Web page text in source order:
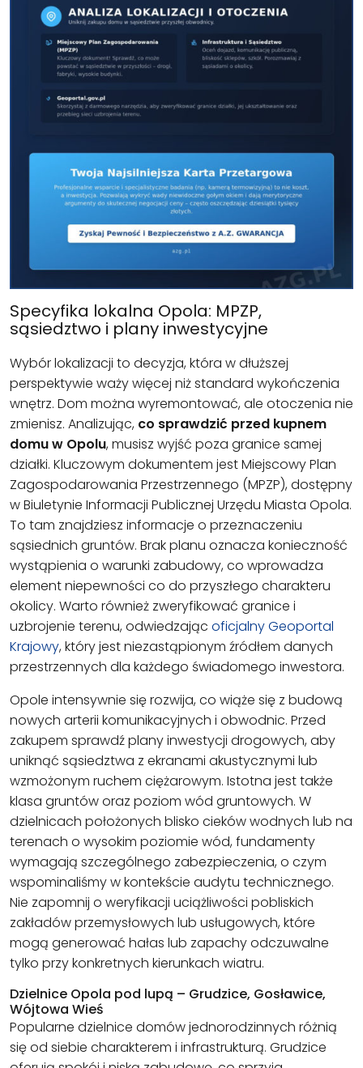
Specyfika lokalna Opola: MPZP,
sąsiedztwo i plany inwestycyjne
Wybór lokalizacji to decyzja, która w dłuższej
perspektywie waży więcej niż standard wykończenia
wnętrz. Dom można wyremontować, ale otoczenia nie
zmienisz. Analizując, co sprawdzić przed kupnem
domu w Opolu, musisz wyjść poza granice samej
działki. Kluczowym dokumentem jest Miejscowy Plan
Zagospodarowania Przestrzennego (MPZP), dostępny
w Biuletynie Informacji Publicznej Urzędu Miasta Opola.
To tam znajdziesz informacje o przeznaczeniu
sąsiednich gruntów. Brak planu oznacza konieczność
wystąpienia o warunki zabudowy, co wprowadza
element niepewności co do przyszłego charakteru
okolicy. Warto również zweryfikować granice i
uzbrojenie terenu, odwiedzając oficjalny Geoportal
Krajowy, który jest niezastąpionym źródłem danych
przestrzennych dla każdego świadomego inwestora.
Opole intensywnie się rozwija, co wiąże się z budową
nowych arterii komunikacyjnych i obwodnic. Przed
zakupem sprawdź plany inwestycji drogowych, aby
uniknąć sąsiedztwa z ekranami akustycznymi lub
wzmożonym ruchem ciężarowym. Istotna jest także
klasa gruntów oraz poziom wód gruntowych. W
dzielnicach położonych blisko cieków wodnych lub na
terenach o wysokim poziomie wód, fundamenty
wymagają szczególnego zabezpieczenia, o czym
wspominaliśmy w kontekście audytu technicznego.
Nie zapomnij o weryfikacji uciążliwości pobliskich
zakładów przemysłowych lub usługowych, które
mogą generować hałas lub zapachy odczuwalne
tylko przy konkretnych kierunkach wiatru.
Dzielnice Opola pod lupą – Grudzice, Gosławice,
Wójtowa Wieś
Popularne dzielnice domów jednorodzinnych różnią
się od siebie charakterem i infrastrukturą. Grudzice